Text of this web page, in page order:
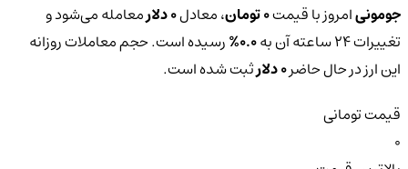
جومونیامروز با قیمت0 تومان ، معادل0 دلار
معامله می‌شود و
تغییرات ۲۴ ساعته آن به
0.0% رسیده است. حجم معاملات روزانه
این ارز در حال حاضر0 دلار
ثبت شده است.
قیمت تومانی